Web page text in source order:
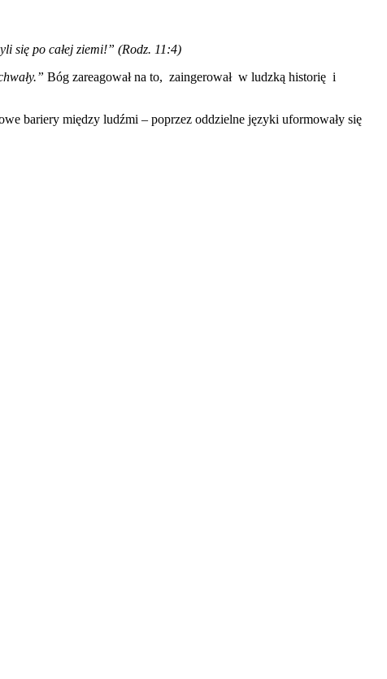
się po całej ziemi!” (Rodz. 11:4)
Bóg zareagował na to, zaingerował w ludzką historię i
bariery między ludźmi – poprzez oddzielne języki uformowały się